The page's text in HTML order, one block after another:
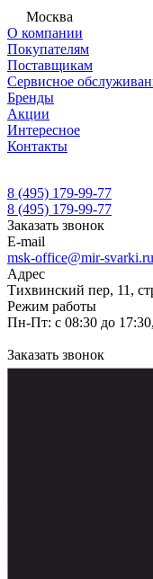
Москва
О компании
Покупателям
Поставщикам
Сервисное
Бренды
Акции
Интересное
Контакты
8 (495) 179-99-77
8 (495) 179-99-77
Заказать звонок
E-mail
msk-office@mir-svarki.ru
Адрес
Тихвинский пер, 11,
Режим работы
Пн-Пт: с 08:30 до
Заказать звонок